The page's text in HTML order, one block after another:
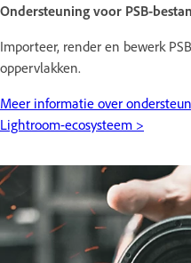
Ondersteuning voor PSB-
Importeer, render en bewerk
oppervlakken.
Meer informatie over
Lightroom-ecosysteem >